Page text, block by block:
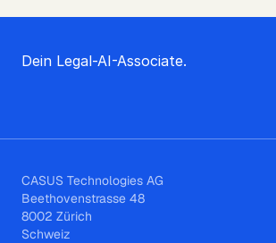
Dein Legal-AI-Associate.
CASUS Technologies AG
Beethovenstrasse 48
8002 Zürich
Schweiz